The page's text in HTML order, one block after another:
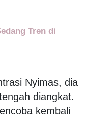
Tren di
Nyimas, dia
diangkat.
kembali